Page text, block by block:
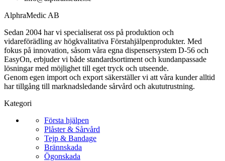
AlphraMedic AB
Sedan 2004 har vi specialiserat oss på produktion och
vidareförädling av högkvalitativa Förstahjälpenprodukter. Med
fokus på innovation, såsom våra egna dispensersystem D-56 och
EasyOn, erbjuder vi både standardsortiment och kundanpassade
lösningar med möjlighet till eget tryck och utseende.
Genom egen import och export säkerställer vi att våra kunder alltid
har tillgång till marknadsledande sårvård och akututrustning.
Kategori
Första hjälpen
Plåster & Sårvård
Tejp & Bandage
Brännskada
Ögonskada